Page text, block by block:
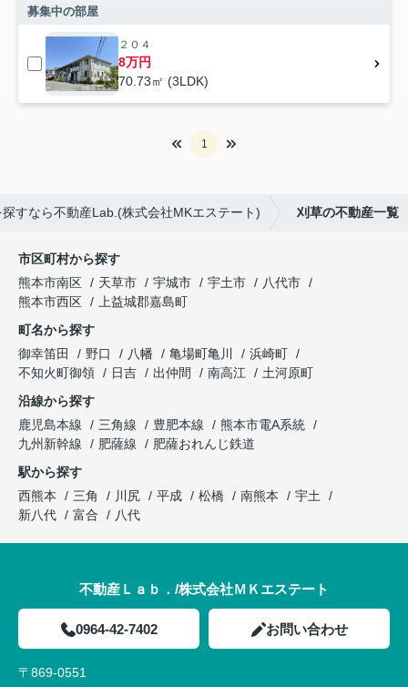
募集中の部屋
２０４
8万円
70.73㎡ (3LDK)
1
すなら不動産Lab.(株式会社MKエステート) 刈草の不動産一覧
市区町村から探す
熊本市南区
天草市 宇城市 宇土市
八代市
熊本市西区
上益城郡嘉島町
町名から探す
御幸笛田
野口 八幡 亀場町亀川
浜崎町
不知火町御領
日吉 出仲間 南高江
土河原町
沿線から探す
鹿児島本線
三角線 豊肥本線
熊本市電A系統
九州新幹線
肥薩線
肥薩おれんじ鉄道
駅から探す
西熊本
三角 川尻 平成 松橋 南熊本
宇土
新八代
富合 八代
不動産Ｌａｂ．/株式会社ＭＫエステート
0964-42-7402 お問い合わせ
〒869-0551